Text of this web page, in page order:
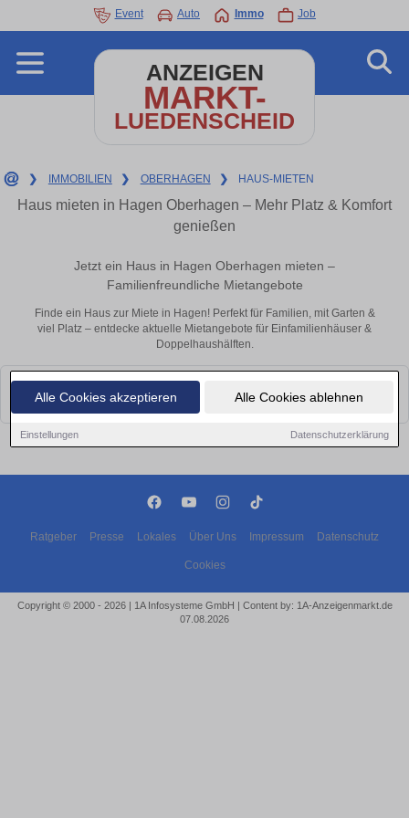
Alle Cookies akzeptieren Alle Cookies ablehnen
Einstellungen Datenschutzerklärung
Event Auto Immo Job
ANZEIGEN
MARKT-
LUEDENSCHEID
❯ IMMOBILIEN ❯ OBERHAGEN ❯ HAUS-MIETEN
Haus mieten in Hagen Oberhagen – Mehr Platz & Komfort
genießen
Jetzt ein Haus in Hagen Oberhagen mieten –
Familienfreundliche Mietangebote
Finde ein Haus zur Miete in Hagen! Perfekt für Familien, mit Garten &
viel Platz – entdecke aktuelle Mietangebote für Einfamilienhäuser &
Doppelhaushälften.
Leider konnten wir derzeit keine passenden Objekte finden. Schauen Sie
bald wieder vorbei!
Ratgeber Presse Lokales Über Uns Impressum Datenschutz
Cookies
Copyright © 2000 - 2026 | 1A Infosysteme GmbH | Content by: 1A-Anzeigenmarkt.de
07.08.2026